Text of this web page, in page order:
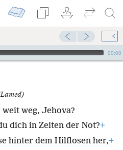
00:00
weg, Jehova?
dich in Zeiten der Not?+
hinter dem Hilflosen her,+